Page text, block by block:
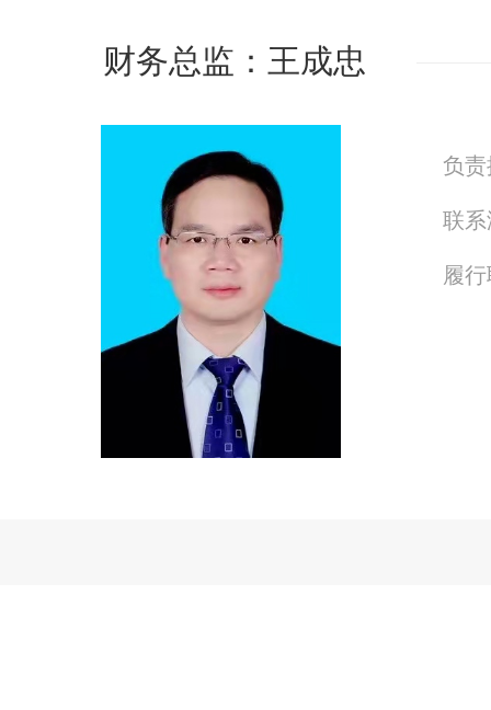
财务总监：王成忠
负
联
履